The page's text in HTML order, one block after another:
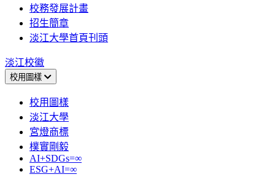
校務發展計畫
招生簡章
淡江大學首頁刊頭
淡江校徽
校用圖樣
校用圖樣
淡江大學
宮燈商標
樸實剛毅
AI+SDGs=∞
ESG+AI=∞